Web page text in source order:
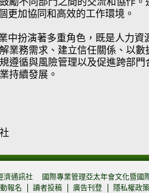
更加協同和高效的工作環境。
中扮演著多重角色，既是人力資
業務需求、建立信任關係、以
遵循與風險管理以及促進跨部
持續發展。
濟通訊社
國際專業管理亞太年會文化暨國
報名 讀者投稿 廣告刊登 隱私權政策